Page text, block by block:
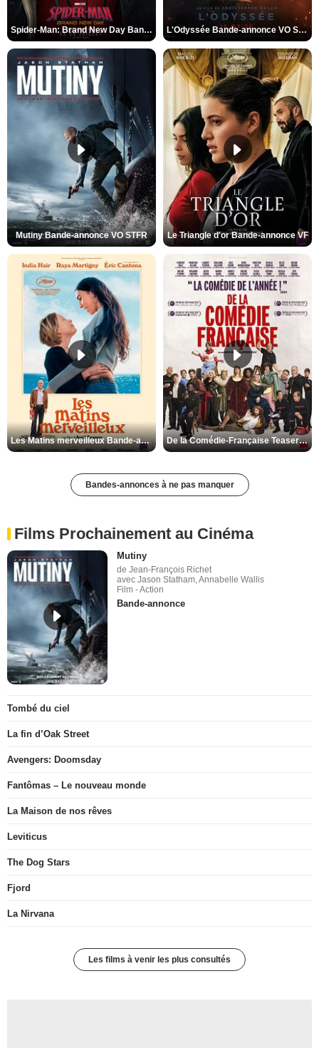
Spider-Man: Brand New Day Bande-annonce VO STFR L'Odyssée Bande-annonce VO STFR
Mutiny Bande-annonce VO STFR Le Triangle d'or Bande-annonce VF
Les Matins merveilleux Bande-annonce VF De la Comédie-Française Teaser VF
Bandes-annonces à ne pas manquer
Films Prochainement au Cinéma
Mutiny
de Jean-François Richet
avec Jason Statham, Annabelle Wallis
Film - Action
Bande-annonce
Tombé du ciel
La fin d’Oak Street
Avengers: Doomsday
Fantômas – Le nouveau monde
La Maison de nos rêves
Leviticus
The Dog Stars
Fjord
La Nirvana
Les films à venir les plus consultés